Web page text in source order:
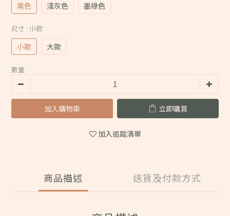
黑色 淺灰色 墨綠色
尺寸 : 小款
小款 大款
數量
加入購物車 立即購買
加入追蹤清單
商品描述 送貨及付款方式